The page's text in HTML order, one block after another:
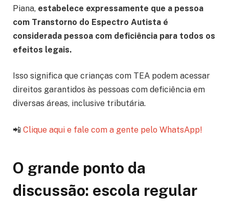
Piana, estabelece expressamente que a pessoa
com Transtorno do Espectro Autista é
considerada pessoa com deficiência para todos os
efeitos legais.
Isso significa que crianças com TEA podem acessar
direitos garantidos às pessoas com deficiência em
diversas áreas, inclusive tributária.
📲 Clique aqui e fale com a gente pelo WhatsApp!
O grande ponto da
discussão: escola regular